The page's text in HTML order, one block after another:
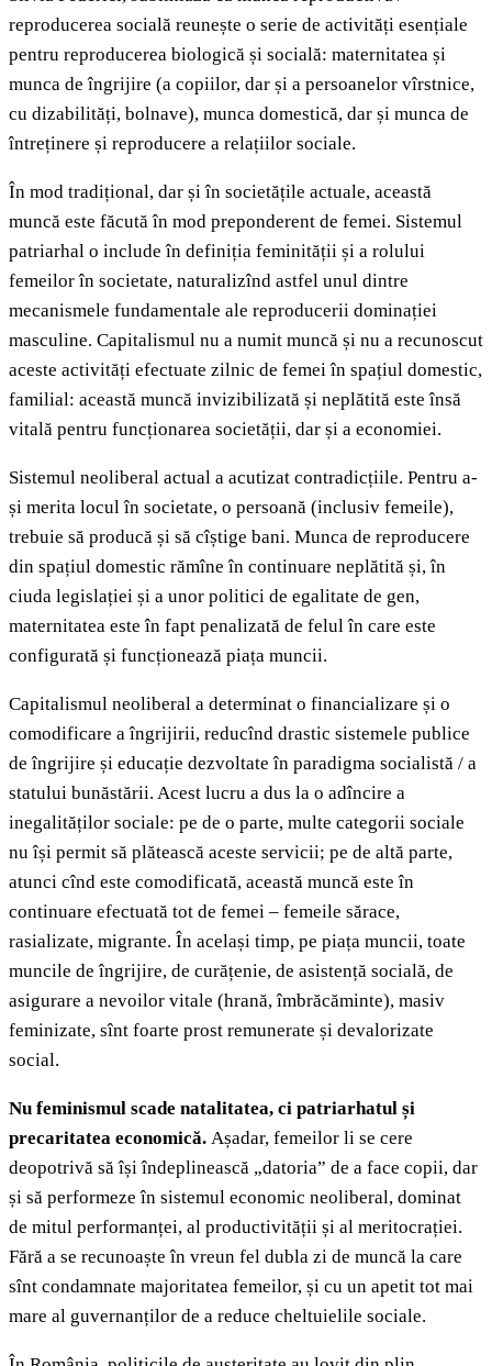
reproducerea socială reunește o serie de activități esențiale
pentru reproducerea biologică și socială: maternitatea și
munca de îngrijire (a copiilor, dar și a persoanelor vîrstnice,
cu dizabilități, bolnave), munca domestică, dar și munca de
întreținere și reproducere a relațiilor sociale.
În mod tradițional, dar și în societățile actuale, această
muncă este făcută în mod preponderent de femei. Sistemul
patriarhal o include în definiția feminității și a rolului
femeilor în societate, naturalizînd astfel unul dintre
mecanismele fundamentale ale reproducerii dominației
masculine. Capitalismul nu a numit muncă și nu a recunoscut
aceste activități efectuate zilnic de femei în spațiul domestic,
familial: această muncă invizibilizată și neplătită este însă
vitală pentru funcționarea societății, dar și a economiei.
Sistemul neoliberal actual a acutizat contradicțiile. Pentru a-
și merita locul în societate, o persoană (inclusiv femeile),
trebuie să producă și să cîștige bani. Munca de reproducere
din spațiul domestic rămîne în continuare neplătită și, în
ciuda legislației și a unor politici de egalitate de gen,
maternitatea este în fapt penalizată de felul în care este
configurată și funcționează piața muncii.
Capitalismul neoliberal a determinat o financializare și o
comodificare a îngrijirii, reducînd drastic sistemele publice
de îngrijire și educație dezvoltate în paradigma socialistă / a
statului bunăstării. Acest lucru a dus la o adîncire a
inegalităților sociale: pe de o parte, multe categorii sociale
nu își permit să plătească aceste servicii; pe de altă parte,
atunci cînd este comodificată, această muncă este în
continuare efectuată tot de femei – femeile sărace,
rasializate, migrante. În același timp, pe piața muncii, toate
muncile de îngrijire, de curățenie, de asistență socială, de
asigurare a nevoilor vitale (hrană, îmbrăcăminte), masiv
feminizate, sînt foarte prost remunerate și devalorizate
social.
Nu feminismul scade natalitatea, ci patriarhatul și
precaritatea economică. Așadar, femeilor li se cere
deopotrivă să își îndeplinească „datoria” de a face copii, dar
și să performeze în sistemul economic neoliberal, dominat
de mitul performanței, al productivității și al meritocrației.
Fără a se recunoaște în vreun fel dubla zi de muncă la care
sînt condamnate majoritatea femeilor, și cu un apetit tot mai
mare al guvernanților de a reduce cheltuielile sociale.